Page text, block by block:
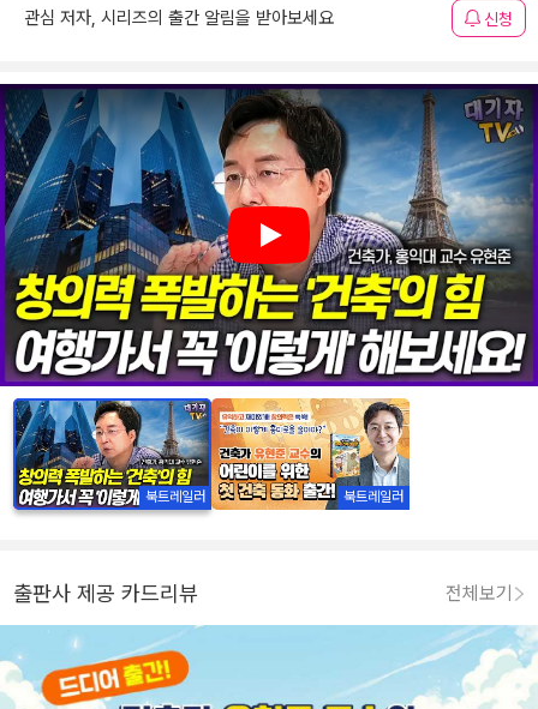
관심 저자, 시리즈의 출간 알림을 받아보세요 신청
Play
북트레일러 북트레일러
출판사 제공 카드리뷰 전체보기